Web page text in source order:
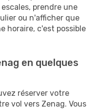
prendre une
ou n'afficher que
horaire, c'est possible
en quelques
réserver votre
vol vers Zenag. Vous